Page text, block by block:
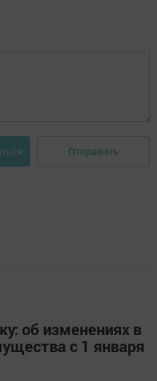
Отправить
об изменениях в
с 1 января